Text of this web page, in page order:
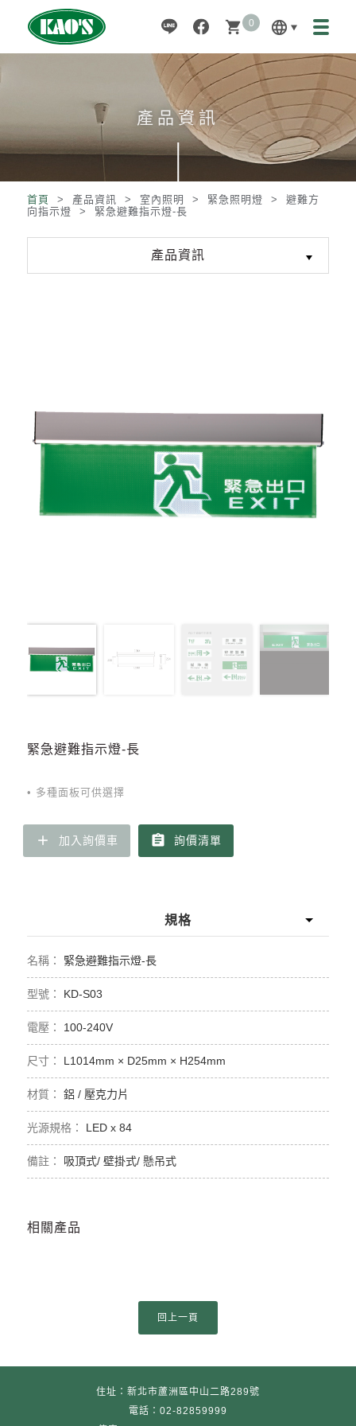
language
shopping_cart 0
產品資訊
首頁 > 產品資訊 > 室內照明 > 緊急照明燈 > 避難方
向指示燈 > 緊急避難指示燈-長
產品資訊
緊急避難指示燈-長
• 多種面板可供選擇
add 加入詢價車 assignment 詢價清單
規格
緊急避難指示燈-長
KD-S03
100-240V
L1014mm × D25mm × H254mm
鋁 / 壓克力片
LED x 84
吸頂式/ 壁掛式/ 懸吊式
相關產品
住址：新北市蘆洲區中山二路289號
電話：02-82859999